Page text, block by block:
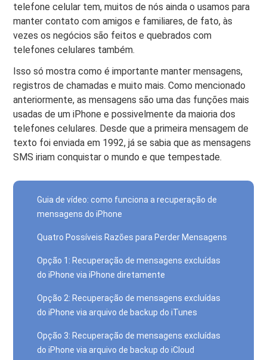
telefone celular tem, muitos de nós ainda o usamos para
manter contato com amigos e familiares, de fato, às
vezes os negócios são feitos e quebrados com
telefones celulares também.
Isso só mostra como é importante manter mensagens,
registros de chamadas e muito mais. Como mencionado
anteriormente, as mensagens são uma das funções mais
usadas de um iPhone e possivelmente da maioria dos
telefones celulares. Desde que a primeira mensagem de
texto foi enviada em 1992, já se sabia que as mensagens
SMS iriam conquistar o mundo e que tempestade.
Guia de vídeo: como funciona a recuperação de
mensagens do iPhone
Quatro Possíveis Razões para Perder Mensagens
Opção 1: Recuperação de mensagens excluídas
do iPhone via iPhone diretamente
Opção 2: Recuperação de mensagens excluídas
do iPhone via arquivo de backup do iTunes
Opção 3: Recuperação de mensagens excluídas
do iPhone via arquivo de backup do iCloud